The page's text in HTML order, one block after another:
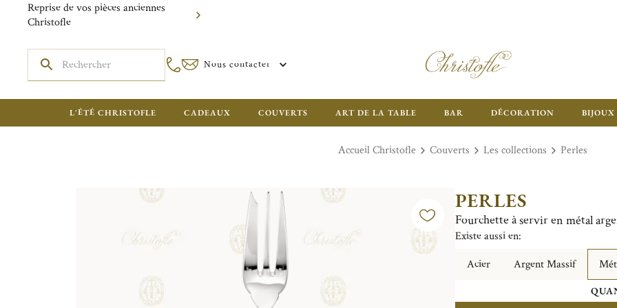
Reprise de vos pièces anciennes
Christofle
Nous contacter
L'ÉTÉ CHRISTOFLE CADEAUX COUVERTS ART DE LA TABLE BAR DÉCORATION BIJOUX
Accueil Christofle Couverts Les collections Perles
PERLES
Fourchette à servir en métal
Existe aussi en:
Acier
Argent Massif